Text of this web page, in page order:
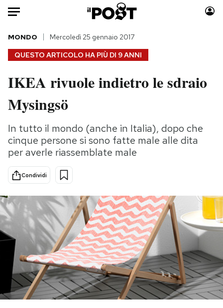
Auto
HOME
Italia
Politica
Tecnologia
Internet
Scienza
Cultura
Economia
Moda
Storie/Idee
Ok Boomer!
Media
Mondiali calcio 2026
PODCAST
NEWSLETTER
QUESTO ARTICOLO HA PIÙ DI 9 ANNI
MONDO Mercoledì 25 gennaio 2017
IKEA rivuole indietro le sdraio
Mysingsö
In tutto il mondo (anche in Italia), dopo che
cinque persone si sono fatte male alle dita
per averle riassemblate male
Condividi